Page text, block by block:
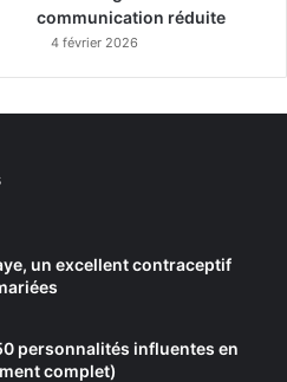
communication réduite
4 février 2026
un excellent contraceptif
personnalités influentes en
complet)